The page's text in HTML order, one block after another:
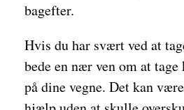
bagefter.
Hvis du har svært ved at
bede en nær ven om at
på dine vegne. Det kan